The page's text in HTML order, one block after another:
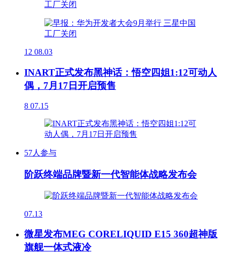
12 08.03
INART正式发布黑神话：悟空四姐1:12可动人
偶，7月17日开启预售
8 07.15
57人参与
阶跃终端品牌暨新一代智能体战略发布会
07.13
微星发布MEG CORELIQUID E15 360超神版
旗舰一体式液冷